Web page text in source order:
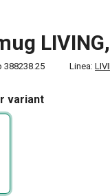
388238.25 Linea:
variant